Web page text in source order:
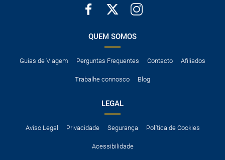
QUEM SOMOS
Guias de Viagem Perguntas Frequentes Contacto Afiliados
Trabalhe connosco Blog
LEGAL
Aviso Legal Privacidade Segurança Política de Cookies
Acessibilidade